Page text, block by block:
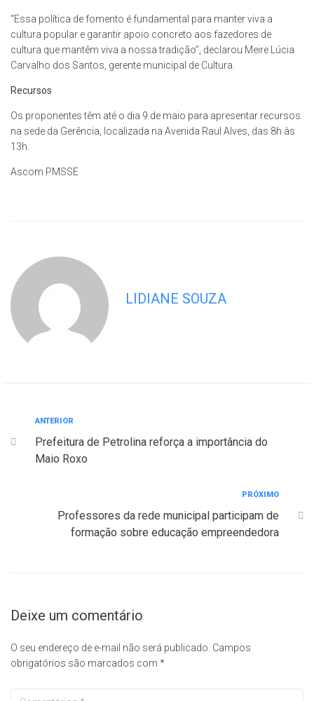
“Essa política de fomento é fundamental para manter viva a
cultura popular e garantir apoio concreto aos fazedores de
cultura que mantêm viva a nossa tradição”, declarou Meire Lúcia
Carvalho dos Santos, gerente municipal de Cultura.
Recursos
Os proponentes têm até o dia 9 de maio para apresentar recursos
na sede da Gerência, localizada na Avenida Raul Alves, das 8h às
13h.
Ascom PMSSE
LIDIANE SOUZA
ANTERIOR
Prefeitura de Petrolina reforça a importância do
Maio Roxo
PRÓXIMO
Professores da rede municipal participam de
formação sobre educação empreendedora
Deixe um comentário
O seu endereço de e-mail não será publicado. Campos
obrigatórios são marcados com *